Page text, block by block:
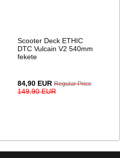
Scooter Deck ETHIC
DTC Vulcain V2 540mm
fekete
Special
Price
84,90 EUR Regular Price
149,90 EUR